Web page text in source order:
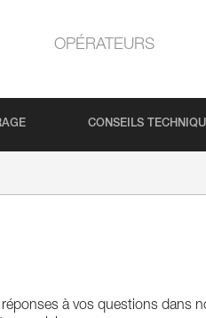
OPÉRATEURS
CONSEILS
à vos questions dans